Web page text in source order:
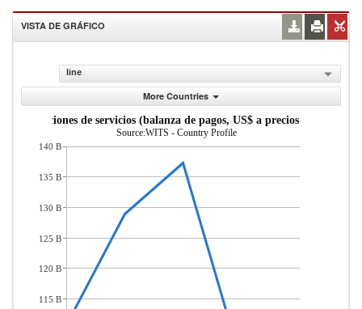
VISTA DE GRÁFICO
line
More Countries
Importaciones de servicios (balanza de pagos, US$ a precios actuales)
Source:WITS - Country Profile
140 B
135 B
130 B
125 B
120 B
115 B